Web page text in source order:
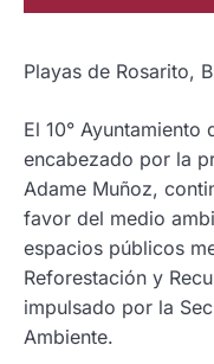
Playas de Rosarito,
El 10° Ayuntamiento
encabezado por la
Adame Muñoz,
favor del medio
espacios públicos
Reforestación y
impulsado por la
Ambiente.